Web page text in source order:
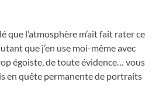
que l’atmosphère m’ait fait rater ce
que j’en use moi-même avec
égoiste, de toute évidence… vous
en quête permanente de portraits